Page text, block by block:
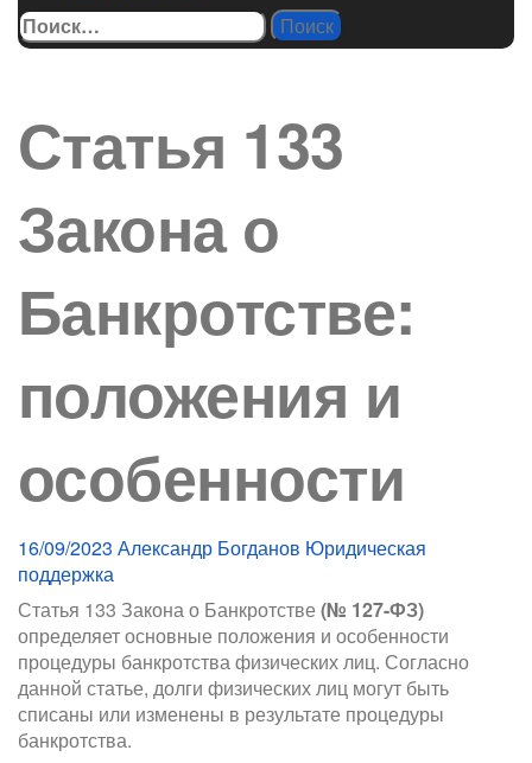
Найти:
Статья 133
Закона о
Банкротстве:
положения и
особенности
16/09/2023 Александр Богданов Юридическая
поддержка
Статья 133 Закона о Банкротстве (№ 127-ФЗ)
определяет основные положения и особенности
процедуры банкротства физических лиц. Согласно
данной статье, долги физических лиц могут быть
списаны или изменены в результате процедуры
банкротства.